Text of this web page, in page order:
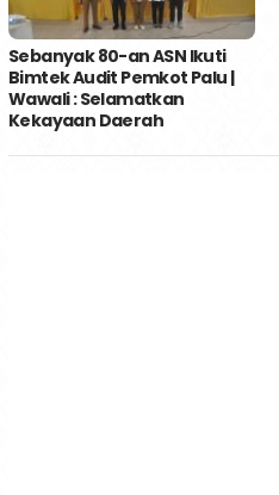
Sebanyak 80-an ASN Ikuti
Bimtek Audit Pemkot Palu |
Wawali : Selamatkan
Kekayaan Daerah